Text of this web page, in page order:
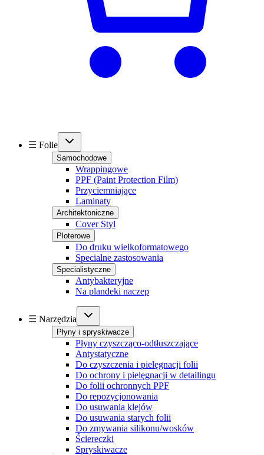
☰ Folie
Samochodowe
Wrappingowe
PPF (Paint Protection Film)
Przyciemniające
Laminaty
Architektoniczne
Cover Styl
Ploterowe
Do druku wielkoformatowego
Specialne zastosowania
Specialistyczne
Antybakteryjne
Na plandeki naczep
☰ Narzędzia
Płyny i spryskiwacze
Płyny czyszcząco-odtłuszczające
Antystatyczne
Do czyszczenia i pielęgnacji folii
Do ochrony i pielęgnacji w detailingu
Do folii ochronnych PPF
Do repozycjonowania
Do usuwania klejów
Do usuwania starych folii
Do zmywania silikonu/wosków
Ściereczki
Spryskiwacze